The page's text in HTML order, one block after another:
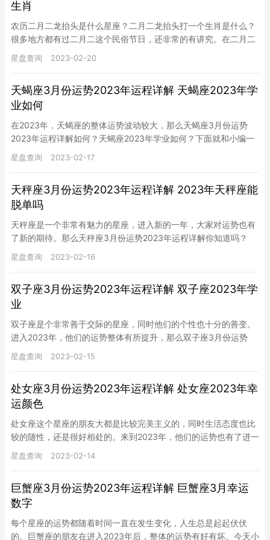
生肖
农历二月二龙抬头是什么星座？二月二龙抬头打一个生肖是什么？
很多地方都有过二月二这个民俗节日，还非常的有讲究。在二月二
出生那天的人也非常的多，这天出生也有对应的星座。下面是小编
整理的…
星盘查询 2023-02-20
天蝎座3月份运势2023年运程详解 天蝎座2023年学
业如何
在2023年，天蝎座的整体运势波动较大，那么天蝎座3月份运势
2023年运程详解如何？天蝎座2023年学业如何？下面就和小编一
起来参考看看吧。 天蝎座3月份运势2023年运程详解 爱…
星盘查询 2023-02-17
天秤座3月份运势2023年运程详解 2023年天秤座能
脱单吗
天秤座是一个非常有魅力的星座，进入新的一年，大家对运势也有
了新的期待。那么天秤座3月份运势2023年运程详解你知道吗？
2023年天秤座能脱单吗？下面就和小编一起来看看吧。 天秤座3…
星盘查询 2023-02-16
双子座3月份运势2023年运程详解 双子座2023年学
业
双子座是个非常善于交际的星座，同时他们的个性也十分的善变。
进入2023年，他们的运势整体有所提升，那么双子座3月份运势
2023年运程详解你知道吗？双子座2023年学业运势怎么样？下…
星盘查询 2023-02-15
处女座3月份运势2023年运程详解 处女座2023年幸
运颜色
处女座这个星座的朋友大都是比较完美主义的，同时生活态度也比
较的随性，还是很好相处的。来到2023年，他们的运势也有了进一
步的转变，那么处女座3月份运势2023年运程详解如何？处女座…
星盘查询 2023-02-14
巨蟹座3月份运势2023年运程详解 巨蟹座3月幸运
数字
每个星座的运势都随着时间一直在发生变化，人生总是起起伏伏
的。巨蟹座的朋友在进入2023年后，整体的运势有好有坏。今天小